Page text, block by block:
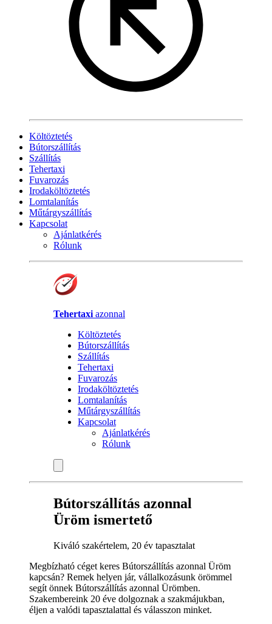
Költöztetés
Bútorszállítás
Szállítás
Tehertaxi
Fuvarozás
Irodaköltöztetés
Lomtalanítás
Műtárgyszállítás
Kapcsolat
Ajánlatkérés
Rólunk
Tehertaxi azonnal
Költöztetés
Bútorszállítás
Szállítás
Tehertaxi
Fuvarozás
Irodaköltöztetés
Lomtalanítás
Műtárgyszállítás
Kapcsolat
Ajánlatkérés
Rólunk
Bútorszállítás azonnal
Üröm ismertető
Kiváló szakértelem, 20 év tapasztalat
Megbízható céget keres Bútorszállítás azonnal Üröm
kapcsán? Remek helyen jár, vállalkozásunk örömmel
segít önnek Bútorszállítás azonnal Ürömben.
Szakembereink 20 éve dolgoznak a szakmájukban,
éljen a valódi tapasztalattal és válasszon minket.